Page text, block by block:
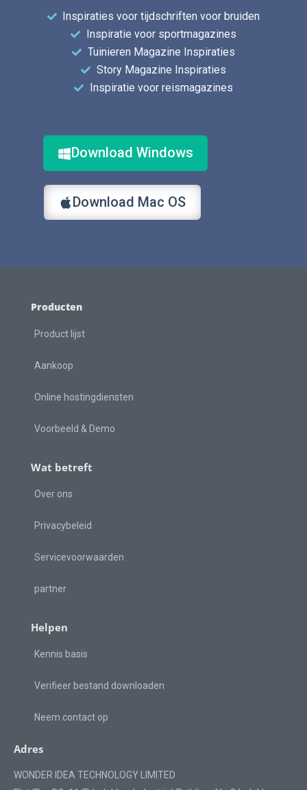
Inspiraties voor tijdschriften voor bruiden
Inspiratie voor sportmagazines
Tuinieren Magazine Inspiraties
Story Magazine Inspiraties
Inspiratie voor reismagazines
Download Windows
Download Mac OS
Producten
Product lijst
Aankoop
Online hostingdiensten
Voorbeeld & Demo
Wat betreft
Over ons
Privacybeleid
Servicevoorwaarden
partner
Helpen
Kennis basis
Verifieer bestand downloaden
Neem contact op
Adres
WONDER IDEA TECHNOLOGY LIMITED